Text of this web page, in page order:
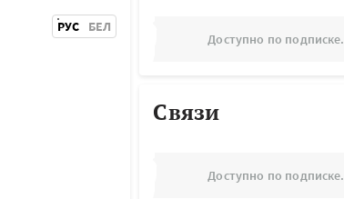
РУС БЕЛ
Доступно по подписке.
Связи
Доступно по подписке.